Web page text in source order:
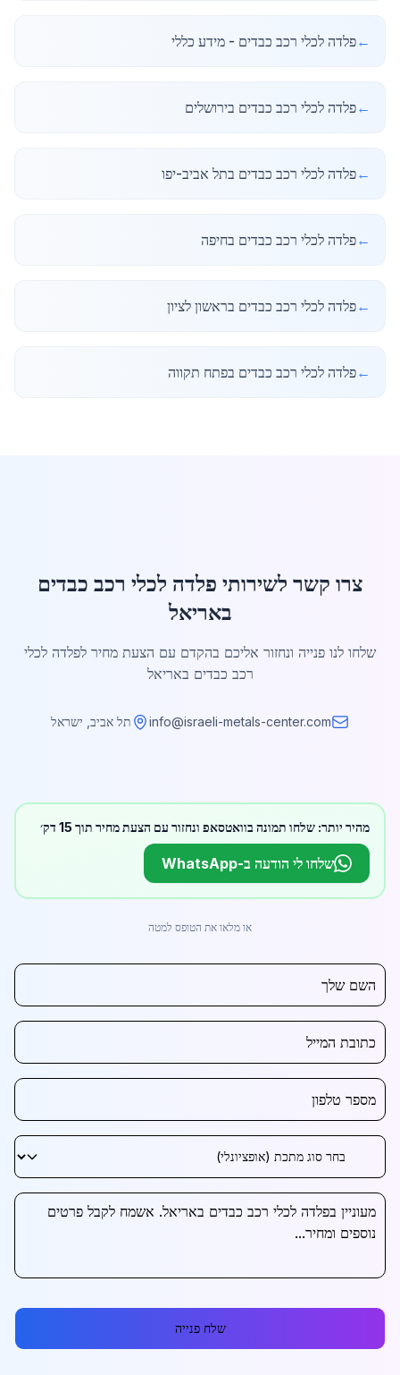
←פלדה לכלי רכב כבדים - מידע כללי
←פלדה לכלי רכב כבדים בירושלים
←פלדה לכלי רכב כבדים בתל אביב-יפו
←פלדה לכלי רכב כבדים בחיפה
←פלדה לכלי רכב כבדים בראשון לציון
←פלדה לכלי רכב כבדים בפתח תקווה
צרו קשר לשירותי פלדה לכלי רכב כבדים
באריאל
שלחו לנו פנייה ונחזור אליכם בהקדם עם הצעת מחיר לפלדה לכלי
רכב כבדים באריאל
info@israeli-metals-center.com תל אביב, ישראל
מהיר יותר: שלחו תמונה בוואטסאפ ונחזור עם הצעת מחיר תוך 15 דק׳
שלחו לי הודעה ב-WhatsApp
או מלאו את הטופס למטה
שלח פנייה